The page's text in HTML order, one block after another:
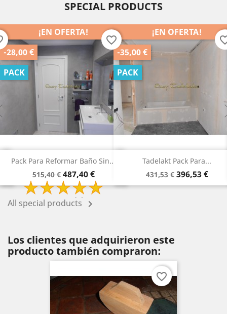
SPECIAL PRODUCTS
Para Reformar Baño Sin...
base
515,40 €Precio
487,40 €
2 Review(s)
¡EN OFERTA!
€
favorite_border
Tadelakt Pack Para...
base
431,53 €Precio
396,53 €
¡EN OFERTA!
-35,00 €
PACK
favorite_border
-
All special products 
Los clientes que adquirieron este
producto también compraron:
favorite_border